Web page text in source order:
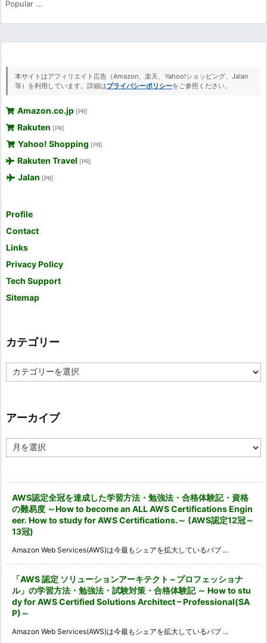
Popular ...
本サイトはアフィリエイト広告（Amazon、楽天、Yahoo!ショッピング、Jalan
等）を利用しています。詳細はプライバシーポリシーをご参照ください。
Amazon.co.jp [PR]
Rakuten [PR]
Yahoo! Shopping [PR]
Rakuten Travel [PR]
Jalan [PR]
Profile
Contact
Links
Privacy Policy
Tech Support
Sitemap
カテゴリー
テ
ー
アーカイブ
ー
AWS認定全冠を達成した学習方法・勉強法・合格体験記・資格
の難易度 ～How to become an ALL AWS Certifications Engin
eer. How to study for AWS Certifications.～ (AWS認定12冠～
13冠)
Amazon Web Services(AWS)は今最もシェアを拡大しているパブ ...
「AWS 認定 ソリューションアーキテクト – プロフェッショナ
ル」の学習方法・勉強法・試験対策・合格体験記 ～ How to stu
dy for AWS Certified Solutions Architect – Professional(SA
P)～
Amazon Web Services(AWS)は今最もシェアを拡大しているパブ ...